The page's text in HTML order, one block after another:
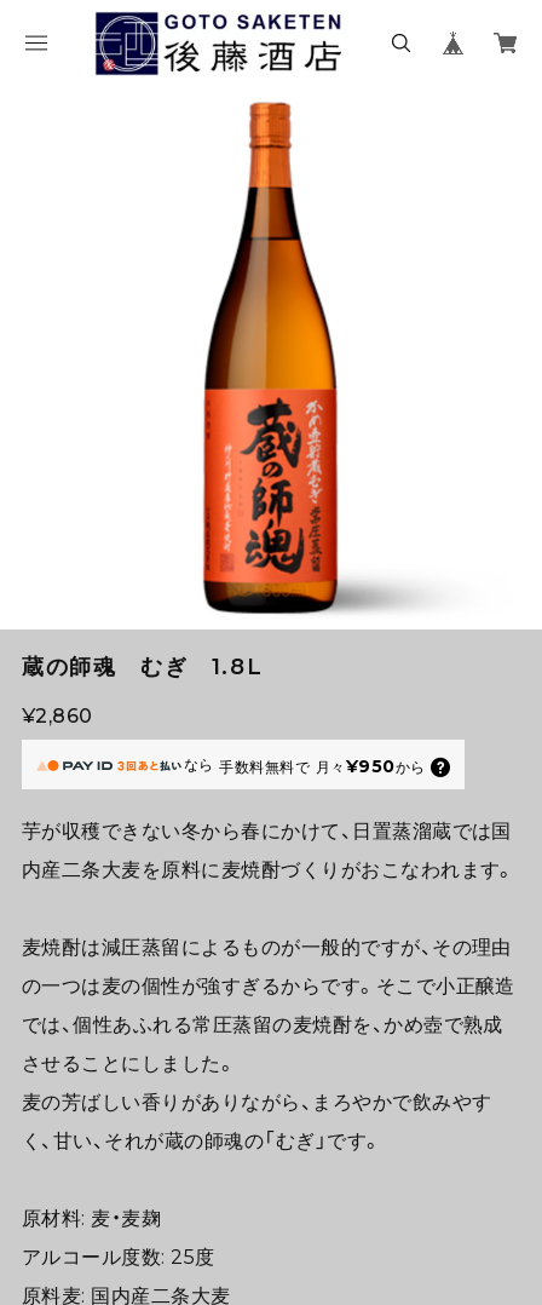
蔵の師魂 むぎ 1.8L
¥2,860
なら 手数料無料で 月々 ¥950から
芋が収穫できない冬から春にかけて、日置蒸溜蔵では国
内産二条大麦を原料に麦焼酎づくりがおこなわれます。
麦焼酎は減圧蒸留によるものが一般的ですが、その理由
の一つは麦の個性が強すぎるからです。そこで小正醸造
では、個性あふれる常圧蒸留の麦焼酎を、かめ壺で熟成
させることにしました。
麦の芳ばしい香りがありながら、まろやかで飲みやす
く、甘い、それが蔵の師魂の「むぎ」です。
原材料: 麦・麦麹
アルコール度数: 25度
原料麦: 国内産二条大麦